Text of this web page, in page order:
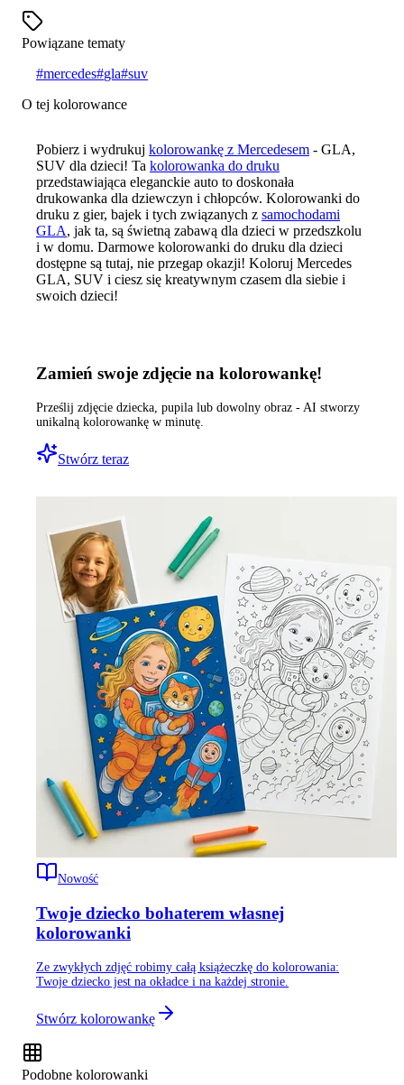
Powiązane tematy
#mercedes#gla#suv
O tej kolorowance
Pobierz i wydrukuj kolorowankę z Mercedesem - GLA,
SUV dla dzieci! Ta kolorowanka do druku
przedstawiająca eleganckie auto to doskonała
drukowanka dla dziewczyn i chłopców. Kolorowanki do
druku z gier, bajek i tych związanych z samochodami
GLA, jak ta, są świetną zabawą dla dzieci w przedszkolu
i w domu. Darmowe kolorowanki do druku dla dzieci
dostępne są tutaj, nie przegap okazji! Koloruj Mercedes
GLA, SUV i ciesz się kreatywnym czasem dla siebie i
swoich dzieci!
Zamień swoje zdjęcie na kolorowankę!
Prześlij zdjęcie dziecka, pupila lub dowolny obraz - AI stworzy
unikalną kolorowankę w minutę.
Stwórz teraz
Nowość
Twoje dziecko bohaterem własnej
kolorowanki
Ze zwykłych zdjęć robimy całą książeczkę do kolorowania:
Twoje dziecko jest na okładce i na każdej stronie.
Stwórz kolorowankę
Podobne kolorowanki